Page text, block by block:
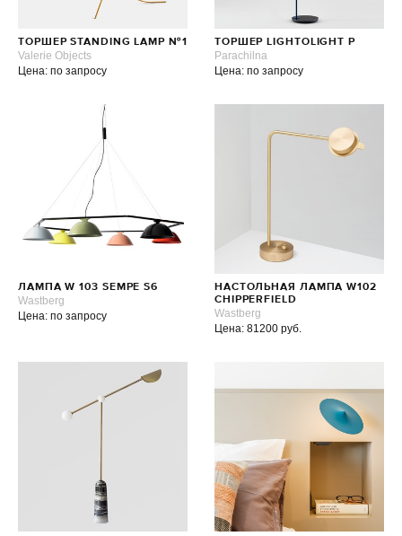
ТОРШЕР STANDING LAMP №1
Valerie Objects
Цена: по запросу
ТОРШЕР LIGHTOLIGHT P
Parachilna
Цена: по запросу
ЛАМПА W 103 SEMPE S6
Wastberg
Цена: по запросу
НАСТОЛЬНАЯ ЛАМПА W102
CHIPPERFIELD
Wastberg
Цена: 81200 руб.